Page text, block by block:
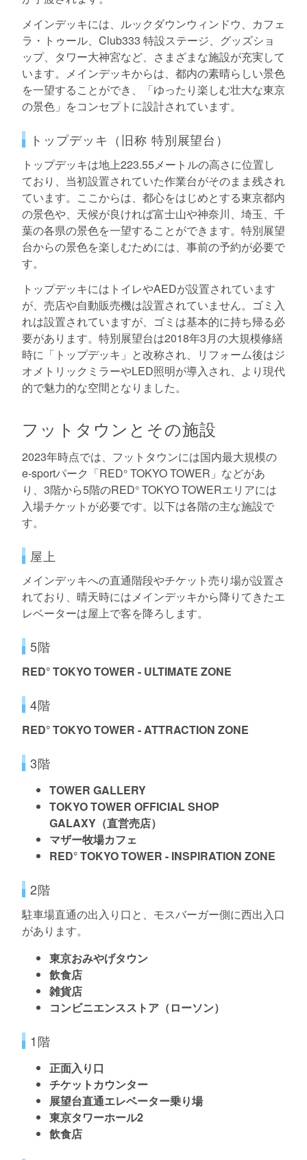
メインデッキには、ルックダウンウィンドウ、カフェ
ラ・トゥール、Club333 特設ステージ、グッズショ
ップ、タワー大神宮など、さまざまな施設が充実して
います。メインデッキからは、都内の素晴らしい景色
を一望することができ、「ゆったり楽しむ壮大な東京
の景色」をコンセプトに設計されています。
トップデッキ（旧称 特別展望台）
トップデッキは地上223.55メートルの高さに位置し
ており、当初設置されていた作業台がそのまま残され
ています。ここからは、都心をはじめとする東京都内
の景色や、天候が良ければ富士山や神奈川、埼玉、千
葉の各県の景色を一望することができます。特別展望
台からの景色を楽しむためには、事前の予約が必要で
す。
トップデッキにはトイレやAEDが設置されています
が、売店や自動販売機は設置されていません。ゴミ入
れは設置されていますが、ゴミは基本的に持ち帰る必
要があります。特別展望台は2018年3月の大規模修繕
時に「トップデッキ」と改称され、リフォーム後はジ
オメトリックミラーやLED照明が導入され、より現代
的で魅力的な空間となりました。
フットタウンとその施設
2023年時点では、フットタウンには国内最大規模の
e-sportパーク「RED° TOKYO TOWER」などがあ
り、3階から5階のRED° TOKYO TOWERエリアには
入場チケットが必要です。以下は各階の主な施設で
す。
屋上
メインデッキへの直通階段やチケット売り場が設置さ
れており、晴天時にはメインデッキから降りてきたエ
レベーターは屋上で客を降ろします。
5階
RED° TOKYO TOWER - ULTIMATE ZONE
4階
RED° TOKYO TOWER - ATTRACTION ZONE
3階
TOWER GALLERY
TOKYO TOWER OFFICIAL SHOP
GALAXY（直営売店）
マザー牧場カフェ
RED° TOKYO TOWER - INSPIRATION ZONE
2階
駐車場直通の出入り口と、モスバーガー側に西出入口
があります。
東京おみやげタウン
飲食店
雑貨店
コンビニエンスストア（ローソン）
1階
正面入り口
チケットカウンター
展望台直通エレベーター乗り場
東京タワーホール2
飲食店